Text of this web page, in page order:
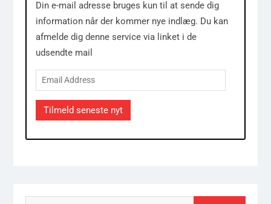
Din e-mail adresse bruges kun til at sende dig
information når der kommer nye indlæg. Du kan
afmelde dig denne service via linket i de
udsendte mail
Email
Address
Tilmeld seneste nyt